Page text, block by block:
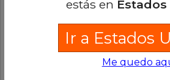
Compra Verificada
Una comedia romantinca que
estás en
Ir a Estados
Me quedo